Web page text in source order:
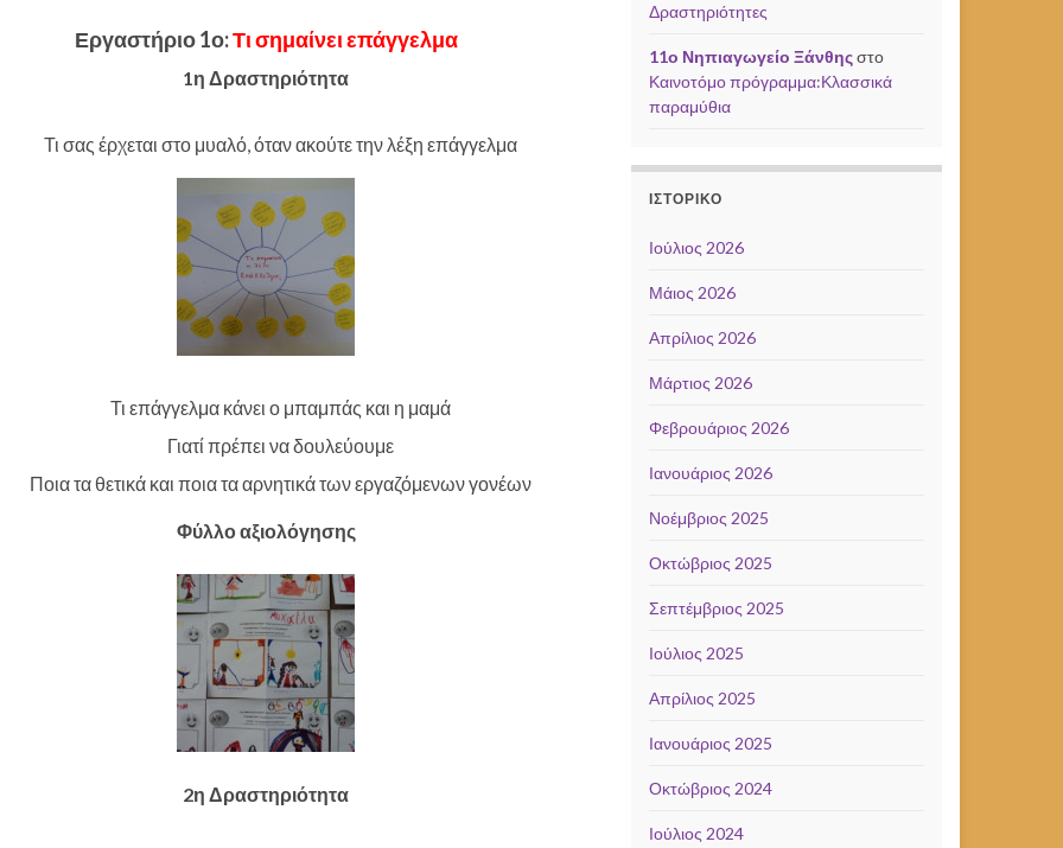
Εργαστήριο 1ο:Τι σημαίνει επάγγελμα
1η Δραστηριότητα
Τι σας έρχεται στο μυαλό, όταν ακούτε την λέξη επάγγελμα
Τι επάγγελμα κάνει ο μπαμπάς και η μαμά
Γιατί πρέπει να δουλεύουμε
Ποια τα θετικά και ποια τα αρνητικά των εργαζόμενων γονέων
Φύλλο αξιολόγησης
2η Δραστηριότητα
Δραστηριότητες
11ο Νηπιαγωγείο Ξάνθηςστο
Καινοτόμο πρόγραμμα:Κλασσικά
παραμύθια
ΙΣΤΟΡΙΚΌ
Ιούλιος 2026
Μάιος 2026
Απρίλιος 2026
Μάρτιος 2026
Φεβρουάριος 2026
Ιανουάριος 2026
Νοέμβριος 2025
Οκτώβριος 2025
Σεπτέμβριος 2025
Ιούλιος 2025
Απρίλιος 2025
Ιανουάριος 2025
Οκτώβριος 2024
Ιούλιος 2024